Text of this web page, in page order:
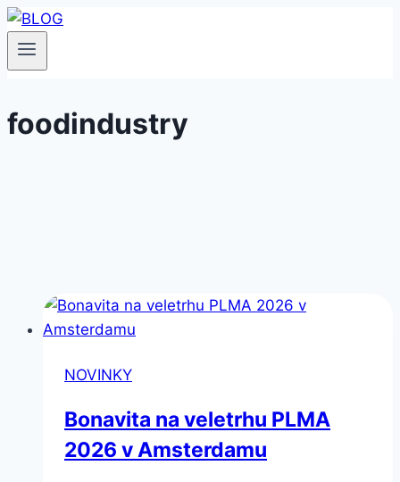
Přeskočit
na
obsah
foodindustry
NOVINKY
Bonavita na veletrhu PLMA
2026 v Amsterdamu